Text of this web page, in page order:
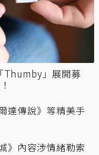
Thumby」展開募